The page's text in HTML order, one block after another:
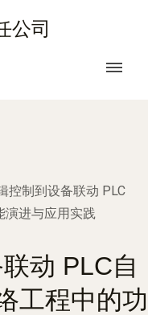
公司
控制到设备联动 PLC
演进与应用实践
动 PLC自
工程中的功